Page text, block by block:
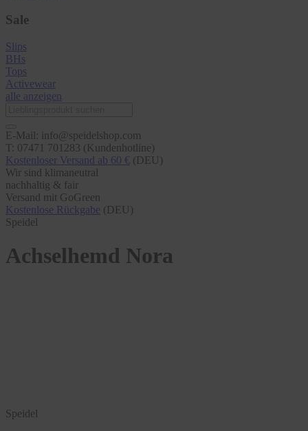
Sale
Slips
BHs
Tops
Activewear
alle anzeigen
E-Mail: info@speidelshop.com
T: 07471 701283 (Kundenhotline)
Kostenloser Versand ab 60 € (DEU)
Wir sind klimaneutral
nachhaltig & fair
Versand mit GoGreen
Kostenlose Rückgabe (DEU)
Speidel
Achselhemd Nora
Speidel